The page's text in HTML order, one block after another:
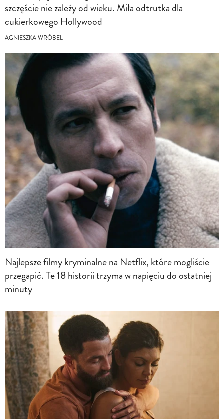
szczęście nie zależy od wieku. Miła odtrutka dla
cukierkowego Hollywood
AGNIESZKA WRÓBEL
Najlepsze filmy kryminalne na Netflix, które mogliście
przegapić. Te 18 historii trzyma w napięciu do ostatniej
minuty